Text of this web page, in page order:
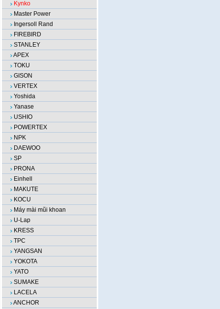
Kynko
Master Power
Ingersoll Rand
FIREBIRD
STANLEY
APEX
TOKU
GISON
VERTEX
Yoshida
Yanase
USHIO
POWERTEX
NPK
DAEWOO
SP
PRONA
Einhell
MAKUTE
KOCU
Máy mài mũi khoan
U-Lap
KRESS
TPC
YANGSAN
YOKOTA
YATO
SUMAKE
LACELA
ANCHOR